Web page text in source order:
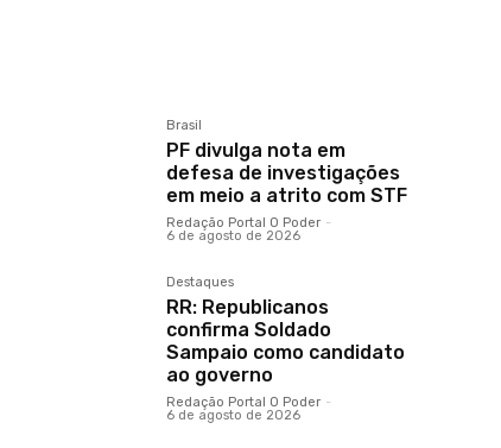
Brasil
PF divulga nota em
defesa de investigações
em meio a atrito com STF
Redação Portal O Poder -
6 de agosto de 2026
Destaques
RR: Republicanos
confirma Soldado
Sampaio como candidato
ao governo
Redação Portal O Poder -
6 de agosto de 2026